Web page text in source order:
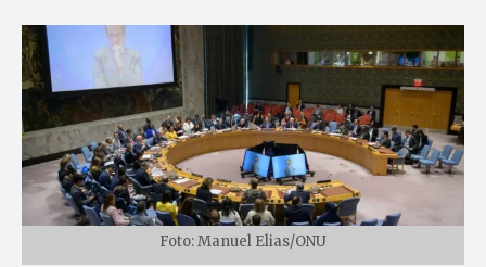
Foto: Manuel Elias/ONU